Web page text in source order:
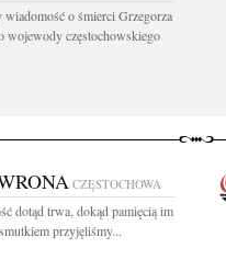
o śmierci Grzegorza
wojewody częstochowskiego
CZĘSTOCHOWA
dotąd trwa, dokąd pamięcią im
przyjęliśmy...